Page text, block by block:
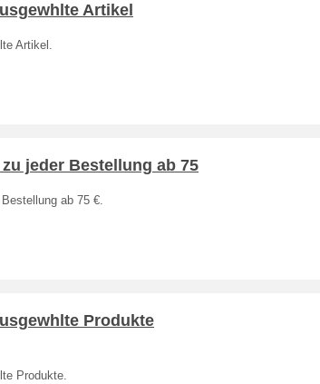
Artikel
Artikel.
jeder Bestellung ab 75
ab 75 €.
Produkte
Produkte.